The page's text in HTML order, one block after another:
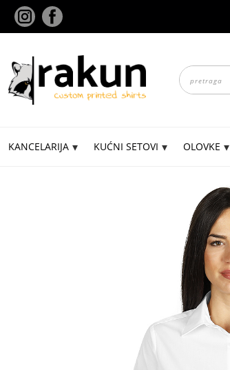
Skip
Products
search
KANCELARIJA KUĆNI SETOVI OLOVKE